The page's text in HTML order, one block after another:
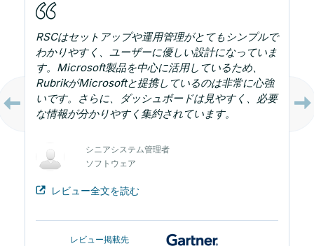
RSCはセットアップや運用管理がとてもシンプルで
わかりやすく、ユーザーに優しい設計になっていま
す。Microsoft製品を中心に活用しているため、
RubrikがMicrosoftと提携しているのは非常に心強
いです。さらに、ダッシュボードは見やすく、必要
な情報が分かりやすく集約されています。
シニアシステム管理者
ソフトウェア
レビュー全文を読む
政府機関
テクニカルサポートマネージャー
インフラ管理者
IT
レビュー掲載先